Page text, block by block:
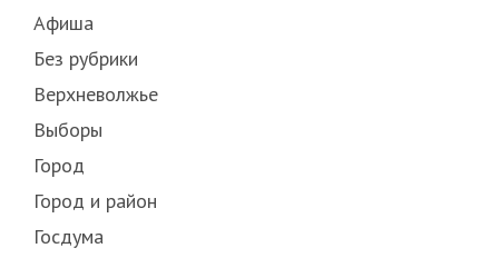
Афиша
Без рубрики
Верхневолжье
Выборы
Город
Город и район
Госдума